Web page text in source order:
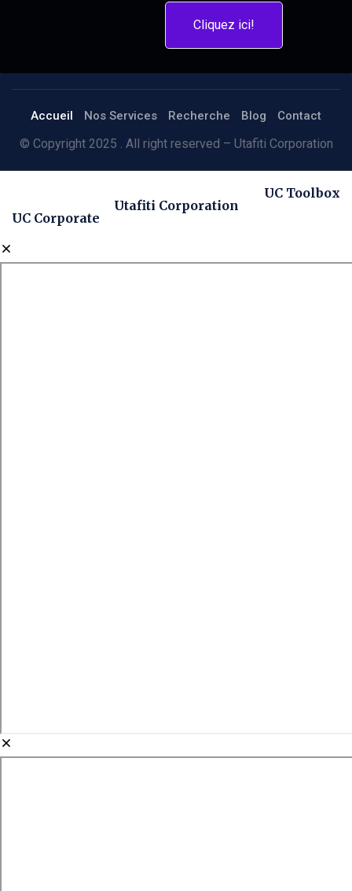
Cliquez ici!
Accueil Nos Services Recherche Blog Contact
© Copyright 2025 . All right reserved – Utafiti Corporation
UC Toolbox
Utafiti Corporation
UC Corporate